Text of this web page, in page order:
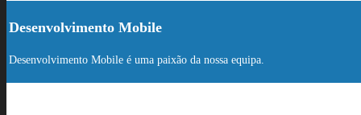
Desenvolvimento Mobile
Desenvolvimento Mobile é uma paixão da nossa equipa.